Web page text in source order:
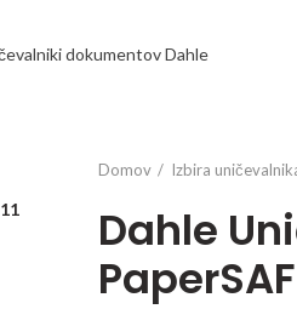
11
Domov
Izbira
Dahle